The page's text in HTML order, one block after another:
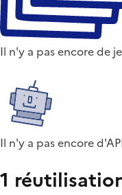
Il n'y a pas encore de
Il n'y a pas encore
1